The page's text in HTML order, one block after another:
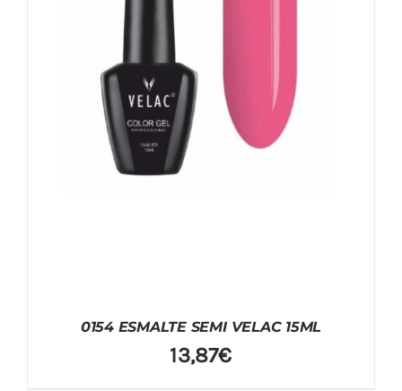
0154 ESMALTE SEMI VELAC 15ML
13,87€